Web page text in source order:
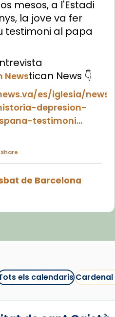
mesos, a l'Estadi
la jove va fer
testimoni al papa
Newstican News 👇
es/iglesia/news/
depresion-
testimoni...
Share
de Barcelona
de Les Santes de
els calendarisCardenal